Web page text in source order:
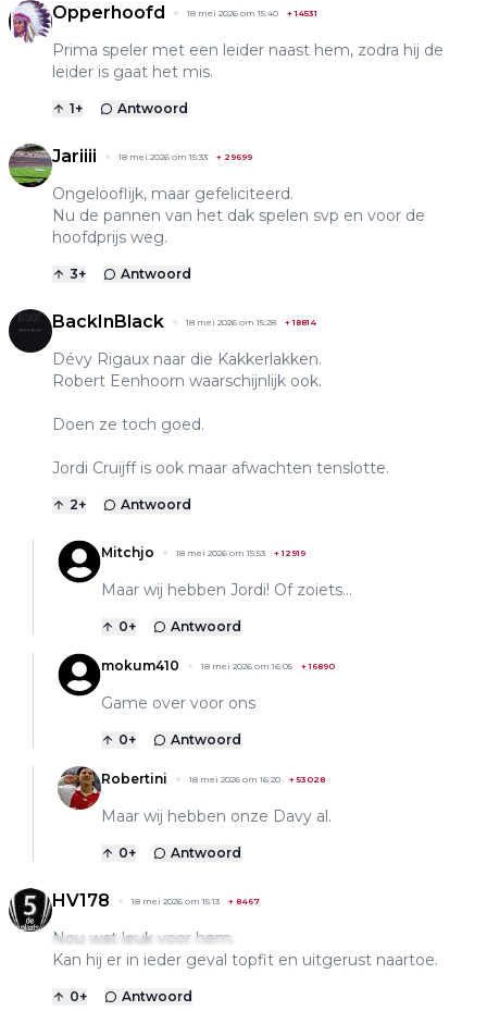
Opperhoofd 18 mei 2026 om 15:40 +14531
Prima speler met een leider naast hem, zodra hij de
leider is gaat het mis.
1+ Antwoord
Jariiii 18 mei 2026 om 15:33 + 29699
Ongelooflijk, maar gefeliciteerd.
Nu de pannen van het dak spelen svp en voor de
hoofdprijs weg.
3+ Antwoord
BackInBlack 18 mei 2026 om 15:28 +18814
Dévy Rigaux naar die Kakkerlakken.
Robert Eenhoorn waarschijnlijk ook.
Doen ze toch goed.
Jordi Cruijff is ook maar afwachten tenslotte.
2+ Antwoord
Mitchjo 18 mei 2026 om 15:53 +12919
Maar wij hebben Jordi! Of zoiets...
0+ Antwoord
mokum410 18 mei 2026 om 16:05 +16890
Game over voor ons
0+ Antwoord
Robertini 18 mei 2026 om 16:20 + 53028
Maar wij hebben onze Davy al.
0+ Antwoord
HV178 18 mei 2026 om 15:13 + 8467
Nou wat leuk voor hem.
Kan hij er in ieder geval topfit en uitgerust naartoe.
0+ Antwoord